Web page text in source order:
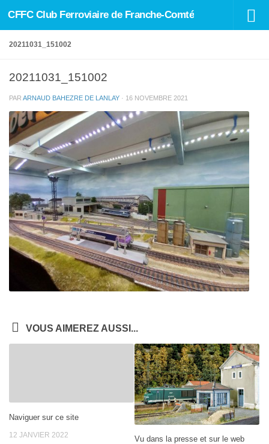
Skip to content
CFFC Club Ferroviaire de Franche-Comté
20211031_151002
20211031_151002
PAR ARNAUD BAHEZRE DE LANLAY · 16 NOVEMBRE 2021
VOUS AIMEREZ AUSSI...
Naviguer sur ce site
12 JANVIER 2022
Vu dans la presse et sur le web